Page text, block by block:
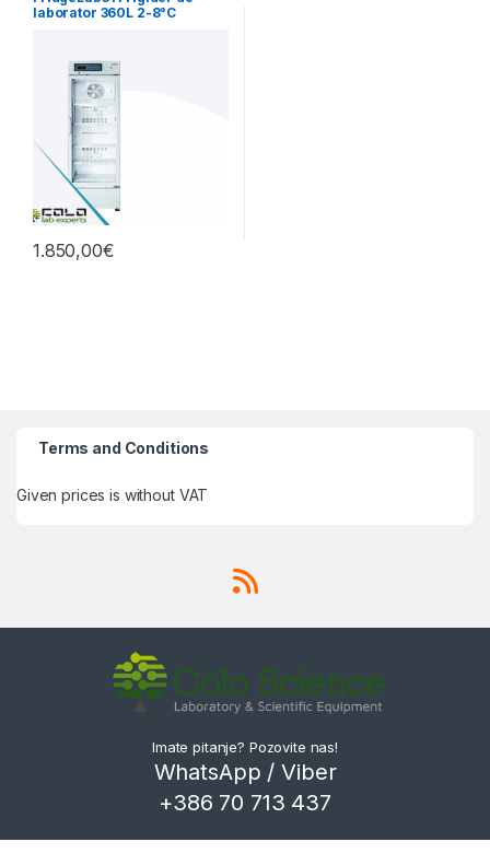
laborator 360L 2-8°C
1.850,00€
Terms and Conditions
Given prices is without VAT
Imate pitanje? Pozovite nas!
WhatsApp / Viber
+386 70 713 437